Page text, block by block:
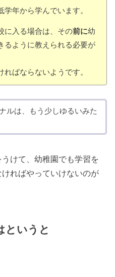
年から学んでいます。
に入る場合は、その前に幼
るように教えられる必要が
ばならないようです。
ルは、もう少しゆるいみた
けて、幼稚園でも学習を
ればやっていけないのが
というと